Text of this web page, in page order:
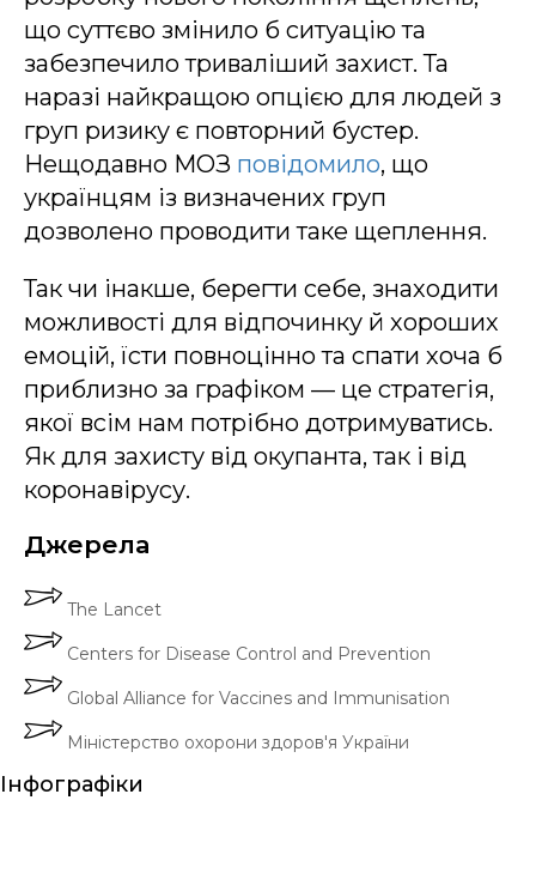
що суттєво змінило б ситуацію та
забезпечило триваліший захист. Та
наразі найкращою опцією для людей з
груп ризику є повторний бустер.
Нещодавно МОЗ повідомило, що
українцям із визначених груп
дозволено проводити таке щеплення.
Так чи інакше, берегти себе, знаходити
можливості для відпочинку й хороших
емоцій, їсти повноцінно та спати хоча б
приблизно за графіком — це стратегія,
якої всім нам потрібно дотримуватись.
Як для захисту від окупанта, так і від
коронавірусу.
Джерела
The Lancet
Centers for Disease Control and Prevention
Global Alliance for Vaccines and Immunisation
Міністерство охорони здоров'я України
Інфографіки